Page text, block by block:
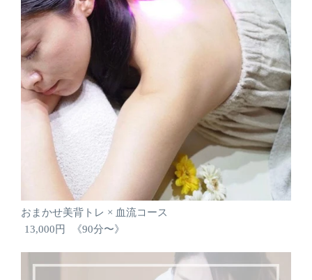
おまかせ美背トレ × 血流コース
13,000円
《90分〜》